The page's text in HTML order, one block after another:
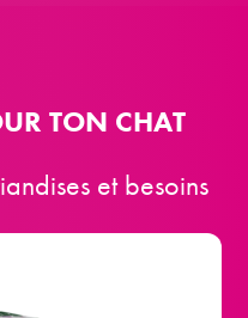
TON CHAT
et besoins